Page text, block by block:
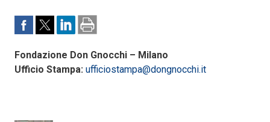
Fondazione Don Gnocchi – Milano
Ufficio Stampa: ufficiostampa@dongnocchi.it